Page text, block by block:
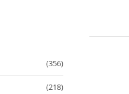
(356)
(218)